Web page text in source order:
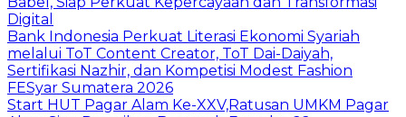
Digital
Bank Indonesia Perkuat Literasi Ekonomi Syariah
melalui ToT Content Creator, ToT Dai-Daiyah,
Sertifikasi Nazhir, dan Kompetisi Modest Fashion
FESyar Sumatera 2026
Start HUT Pagar Alam Ke-XXV,Ratusan UMKM Pagar